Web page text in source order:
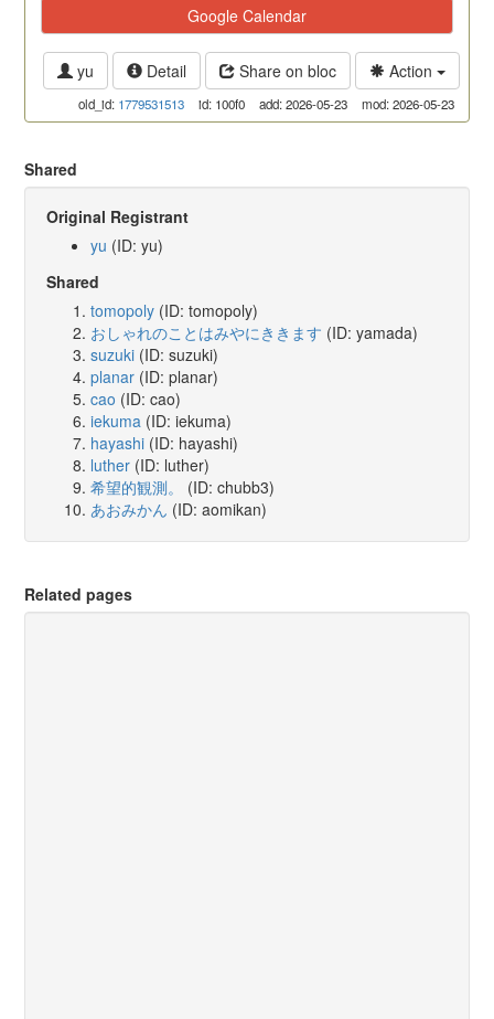
Google Calendar
yu Detail Share on bloc Action
old_id: 1779531513 id: 100f0 add: 2026-05-23 mod: 2026-05-23
Shared
Original Registrant
yu (ID: yu)
Shared
tomopoly (ID: tomopoly)
おしゃれのことはみやにききます (ID: yamada)
suzuki (ID: suzuki)
planar (ID: planar)
cao (ID: cao)
iekuma (ID: iekuma)
hayashi (ID: hayashi)
luther (ID: luther)
希望的観測。
(ID: chubb3)
あおみかん (ID: aomikan)
Related pages